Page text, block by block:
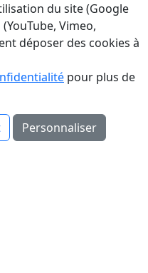
du site (Google
Vimeo,
déposer des cookies à
pour plus de
Personnaliser